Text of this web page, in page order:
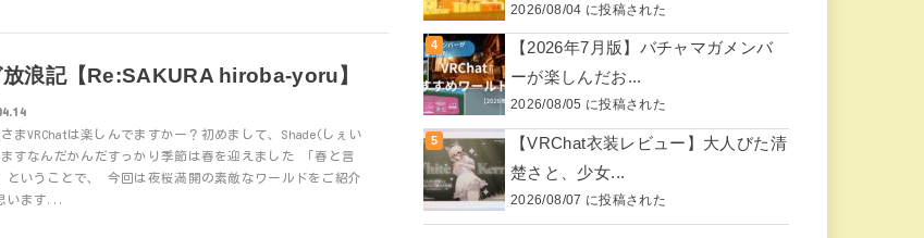
放浪記【Re:SAKURA hiroba-yoru】
まVRChatは楽しんでますかー？初めまして、Shade(しぇい
すなんだかんだすっかり季節は春を迎えました 「春と言
ということで、 今回は夜桜満開の素敵なワールドをご紹介
います...
2026/08/04 に投稿された
【2026年7月版】バチャマガメンバ
ーが楽しんだお...
2026/08/05 に投稿された
【VRChat衣装レビュー】大人びた清
楚さと、少女...
2026/08/07 に投稿された